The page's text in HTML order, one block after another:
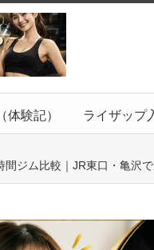
体験記） ライザップ
間ジム比較｜JR東口・亀沢